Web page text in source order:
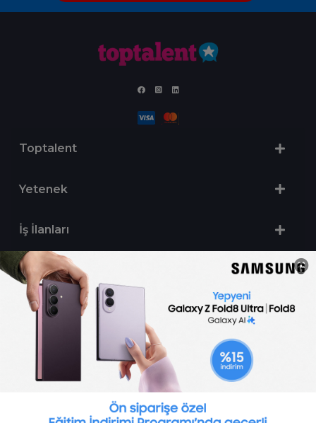
Toptalent
Yetenek
İş İlanları
Sertifika Programları
Yetenek Testleri